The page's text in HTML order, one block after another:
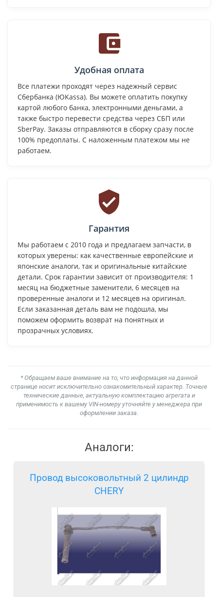
Удобная оплата
Все платежи проходят через надежный сервис
Сбербанка (ЮKassa). Вы можете оплатить покупку
картой любого банка, электронными деньгами, а
также быстро перевести средства через СБП или
SberPay. Заказы отправляются в сборку сразу после
100% предоплаты. С наложенным платежом мы не
работаем.
Гарантия
Мы работаем с 2010 года и предлагаем запчасти, в
которых уверены: как качественные европейские и
японские аналоги, так и оригинальные китайские
детали. Срок гарантии зависит от производителя: 1
месяц на бюджетные заменители, 6 месяцев на
проверенные аналоги и 12 месяцев на оригинал.
Если заказанная деталь вам не подошла, мы
поможем оформить возврат на понятных и
прозрачных условиях.
* Обращаем ваше внимание на то, что информация на данной
странице носит исключительно ознакомительный характер. Точные
технические данные, актуальную комплектацию агрегата и
применимость к вашему VIN-номеру уточняйте у менеджера при
оформлении заказа.
Аналоги:
Провод высоковольтный 2 цилиндр
CHERY